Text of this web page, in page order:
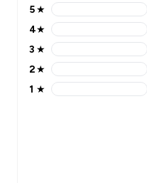
5 stars rating 9 reviews
5★
4 stars rating 3 reviews
4★
3 stars rating 2 reviews
3 ★
2 stars rating 1 reviews
2★
1 stars rating 0 reviews
1 ★